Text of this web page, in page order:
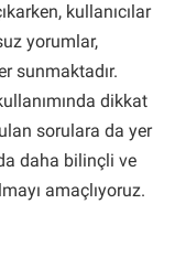
kullanıcılar
yorumlar,
sunmaktadır.
dikkat
sorulara da yer
daha bilinçli ve
amaçlıyoruz.